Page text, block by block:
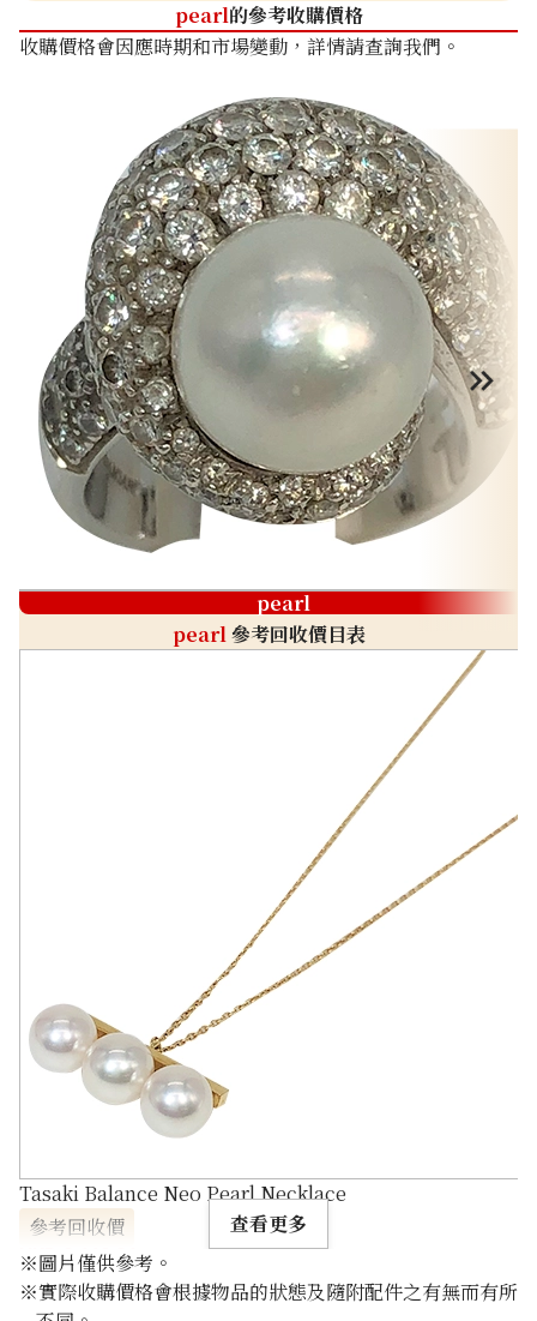
pearl的參考收購價格
收購價格會因應時期和市場變動，詳情請查詢我們。
pearl
pearl參考回收價目表
Tasaki Balance Neo Pearl Necklace
參考回收價
HKD 8,662.84
查看更多
※圖片僅供參考。
※實際收購價格會根據物品的狀態及隨附配件之有無而有所